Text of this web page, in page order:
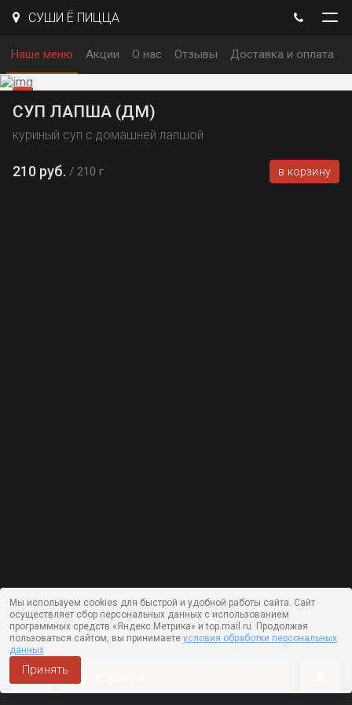
СУШИ Ё ПИЦЦА
Наше меню Акции О нас Отзывы Доставка и оплата
СУП ЛАПША (ДМ)
куриный суп с домашней лапшой
210 руб. 210 г в корзину
Мы используем cookies для быстрой и удобной работы сайта. Сайт
осуществляет сбор персональных данных с использованием
программных средств «Яндекс.Метрика» и top.mail.ru. Продолжая
пользоваться сайтом, вы принимаете условия обработки персональных
данных
Принять